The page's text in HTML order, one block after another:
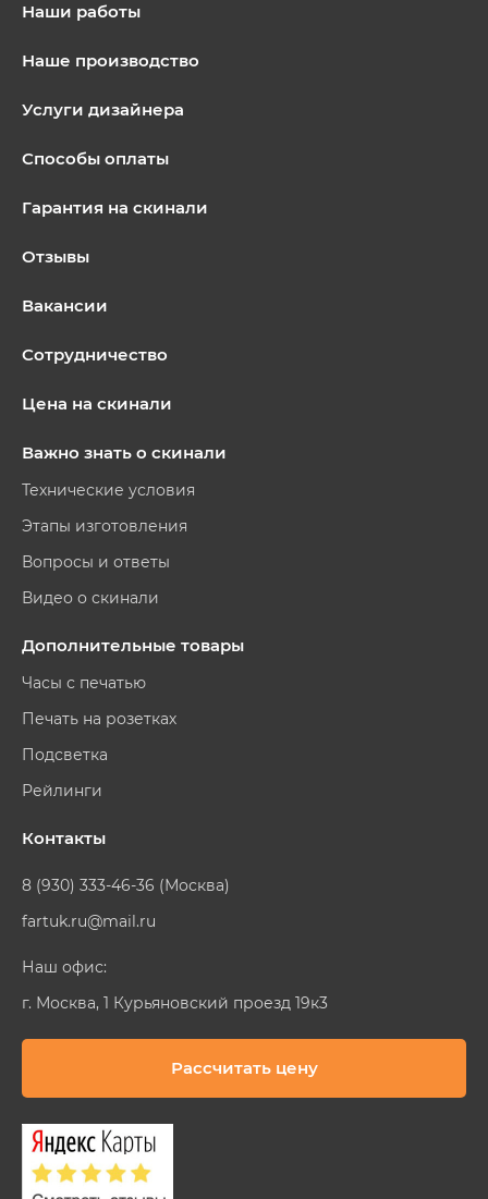
Наши работы
Наше производство
Услуги дизайнера
Способы оплаты
Гарантия на скинали
Отзывы
Вакансии
Сотрудничество
Цена на скинали
Важно знать о скинали
Технические условия
Этапы изготовления
Вопросы и ответы
Видео о скинали
Дополнительные товары
Часы с печатью
Печать на розетках
Подсветка
Рейлинги
Контакты
8 (930) 333-46-36 (Москва)
fartuk.ru@mail.ru
Наш офис:
г. Москва, 1 Курьяновский проезд 19к3
Рассчитать цену